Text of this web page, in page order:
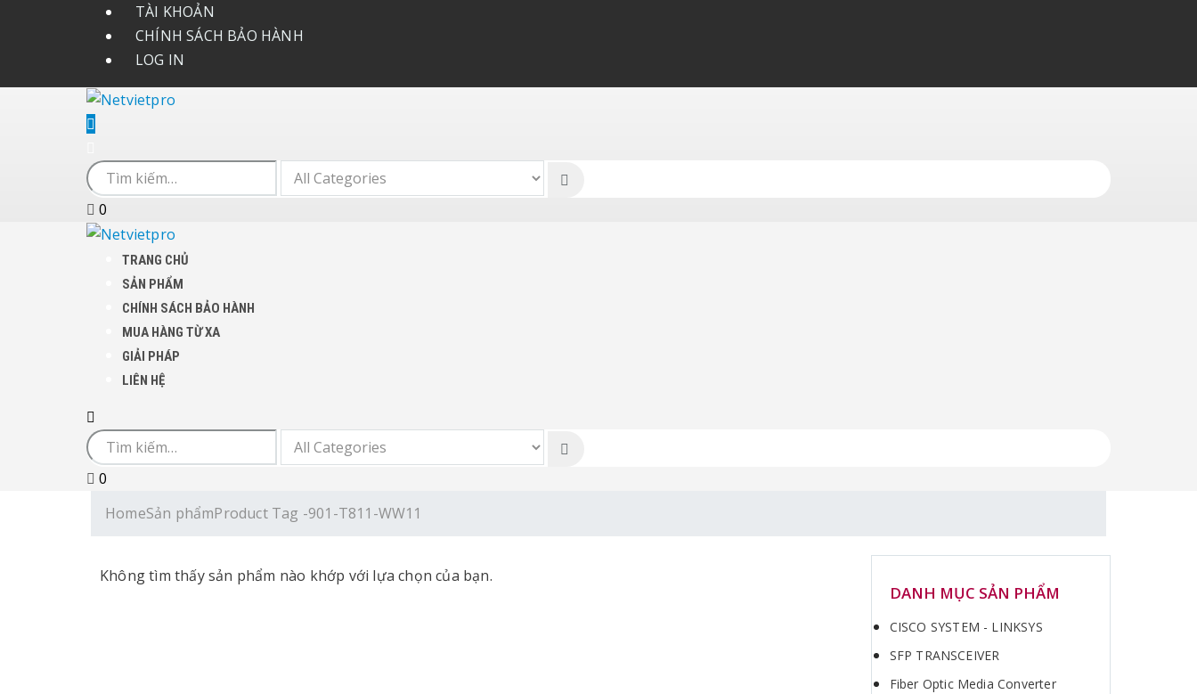
TÀI KHOẢN
CHÍNH SÁCH BẢO HÀNH
LOG IN
0
TRANG CHỦ
SẢN PHẨM
CHÍNH SÁCH BẢO HÀNH
MUA HÀNG TỪ XA
GIẢI PHÁP
LIÊN HỆ
0
HomeSản phẩmProduct Tag -901-T811-WW11
Không tìm thấy sản phẩm nào khớp với lựa chọn của bạn.
DANH MỤC SẢN PHẨM
CISCO SYSTEM - LINKSYS
SFP TRANSCEIVER
Fiber Optic Media Converter